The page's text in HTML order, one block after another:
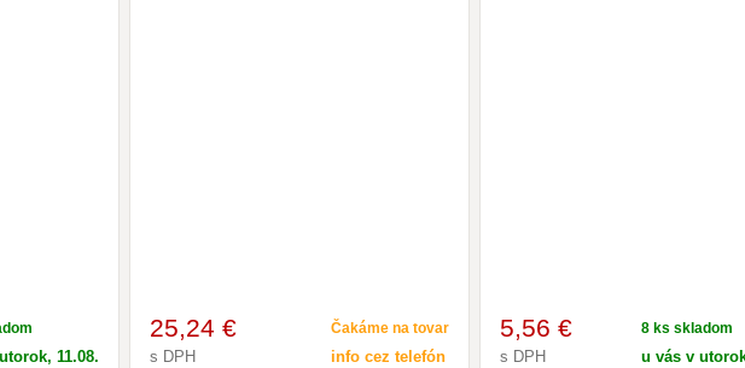
11.08.
25,24 €
s DPH
Čakáme na tovar
info cez telefón
5,56 €
s DPH
8 ks skladom
u vás v